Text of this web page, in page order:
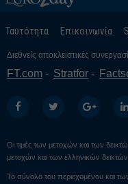
Ταυτότητα Επικοινωνία
Διεθνείς αποκλειστικές
FT.com Stratfor
Οι τιμές των μετοχών και των
μετοχών και των ελληνικών
Το σύνολο του περιεχομένου και